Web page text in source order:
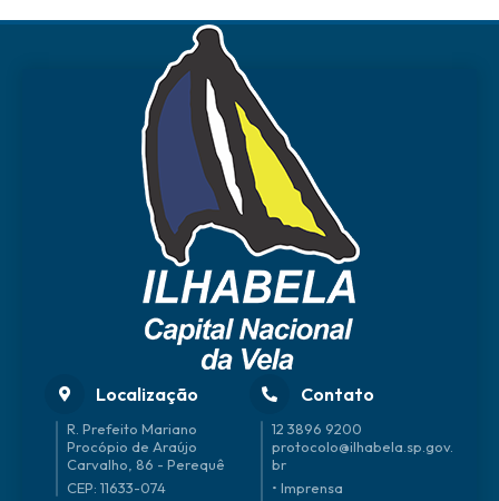
Localização
R. Prefeito Mariano
Procópio de Araújo
Carvalho, 86 - Perequê
CEP: 11633-074
Contato
12 3896 9200
protocolo@ilhabela.sp.gov.
br
• Imprensa